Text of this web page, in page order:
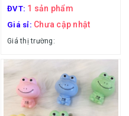
ĐVT: 1 sản phẩm
Giá sỉ: Chưa cập nhật
Giá thị trường: